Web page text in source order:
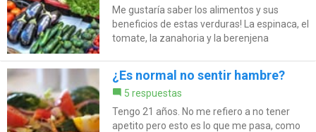
Me gustaría saber los alimentos y sus
beneficios de estas verduras! La espinaca, el
tomate, la zanahoria y la berenjena
¿Es normal no sentir hambre?
5 respuestas
Tengo 21 años. No me refiero a no tener
apetito pero esto es lo que me pasa, como